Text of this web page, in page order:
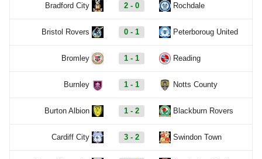
Bradford City 2 - 0 Rochdale
Bristol Rovers 0 - 1 Peterboroug United
Bromley 1 - 1 Reading
Burnley 1 - 1 Notts County
Burton Albion 1 - 2 Blackburn Rovers
Cardiff City 3 - 2 Swindon Town